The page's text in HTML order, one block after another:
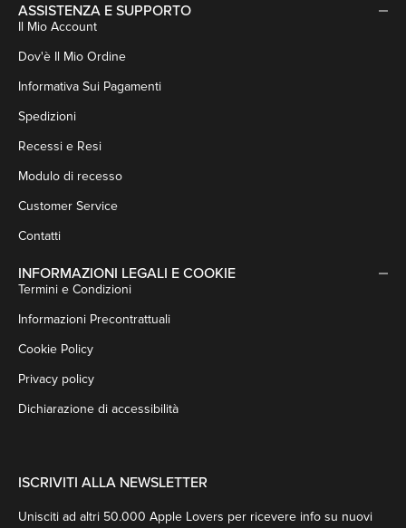
ASSISTENZA E SUPPORTO
Il Mio Account
Dov'è Il Mio Ordine
Informativa Sui Pagamenti
Spedizioni
Recessi e Resi
Modulo di recesso
Customer Service
Contatti
INFORMAZIONI LEGALI E COOKIE
Termini e Condizioni
Informazioni Precontrattuali
Cookie Policy
Privacy policy
Dichiarazione di accessibilità
ISCRIVITI ALLA NEWSLETTER
Unisciti ad altri 50.000 Apple Lovers per ricevere info su nuovi